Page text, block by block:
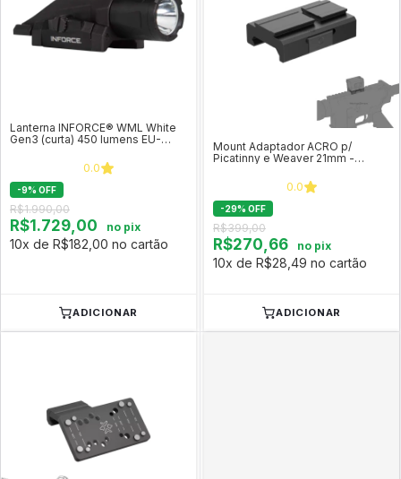
Lanterna INFORCE® WML White
Gen3 (curta) 450 lumens EU-
0.0
-9% OFF
R$1.990,00
R$1.729,00 no pix
10x de R$182,00 no cartão
ADICIONAR
Mount Adaptador ACRO p/
Picatinny e Weaver 21mm -
0.0
-29% OFF
R$399,00
R$270,66 no pix
10x de R$28,49 no cartão
ADICIONAR